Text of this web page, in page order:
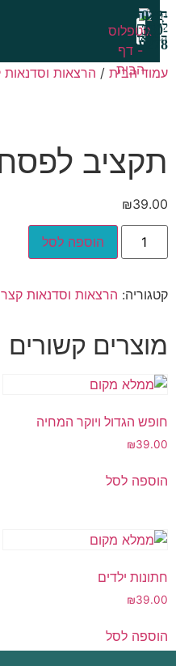
הבית/הרצאות וסדנאות קצרות
לפסח
₪
הוספה לסל
הרצאות וסדנאות קצרות
קשורים
הגדול ויוקר המחיה
₪
לסל
ילדים
₪
לסל